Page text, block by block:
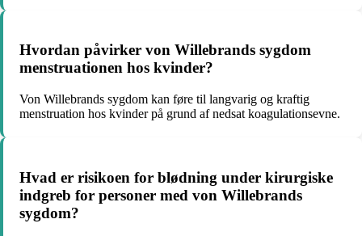
Hvordan påvirker von Willebrands sygdom
menstruationen hos kvinder?
Von Willebrands sygdom kan føre til langvarig og kraftig
menstruation hos kvinder på grund af nedsat koagulationsevne.
Hvad er risikoen for blødning under kirurgiske
indgreb for personer med von Willebrands
sygdom?